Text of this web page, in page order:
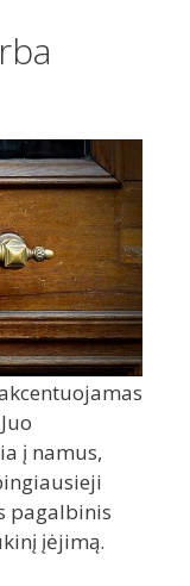
į namus,
pagalbinis
įėjimą.